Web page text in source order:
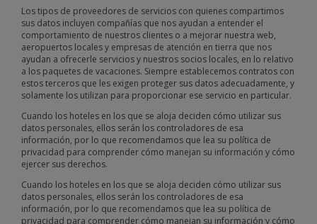
Los tipos de proveedores de servicios con quienes compartimos
sus datos incluyen compañías que nos ayudan a entender el
comportamiento de nuestros clientes o a mejorar nuestra web,
aeropuertos locales y empresas de atención en tierra que nos
ayudan a ofrecerle servicios y nuestros socios locales, en lo relativo
a los paquetes de vacaciones. Siempre establecemos contratos con
estos terceros que les exigen proteger sus datos adecuadamente, y
solamente los utilizan para proporcionar ese servicio en particular.
Cuando los hoteles en los que se aloja deciden cómo utilizar sus
datos personales, ellos serán los controladores de esa
información, por lo que recomendamos que lea su política de
privacidad para comprender cómo manejan su información y cómo
ejercer sus derechos.
Cuando los hoteles en los que se aloja deciden cómo utilizar sus
datos personales, ellos serán los controladores de esa
información, por lo que recomendamos que lea su política de
privacidad para comprender cómo manejan su información y cómo